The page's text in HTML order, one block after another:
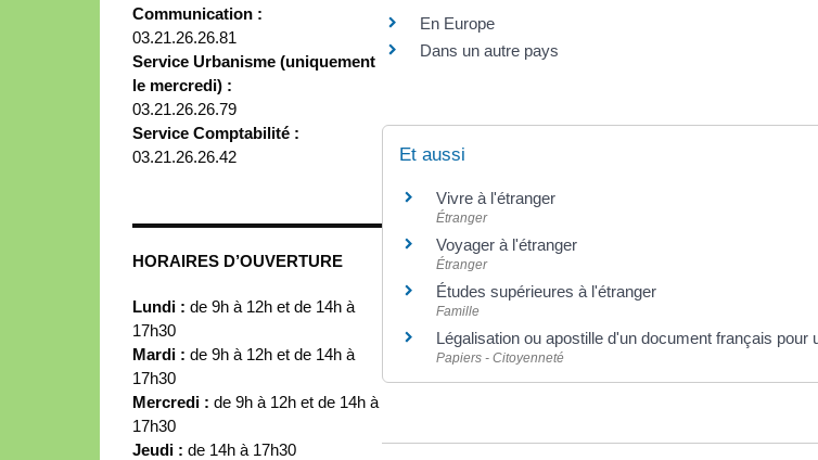
Communication :
03.21.26.26.81
Service Urbanisme (uniquement
le mercredi) :
03.21.26.26.79
Service Comptabilité :
03.21.26.26.42
HORAIRES D’OUVERTURE
Lundi : de 9h à 12h et de 14h à
17h30
Mardi : de 9h à 12h et de 14h à
17h30
Mercredi : de 9h à 12h et de 14h à
17h30
Jeudi : de 14h à 17h30
En Europe
Dans un autre pays
Et aussi
Vivre à l'étranger
Étranger
Voyager à l'étranger
Étranger
Études supérieures à l'étranger
Famille
Légalisation ou apostille d'un document français pour
Papiers - Citoyenneté